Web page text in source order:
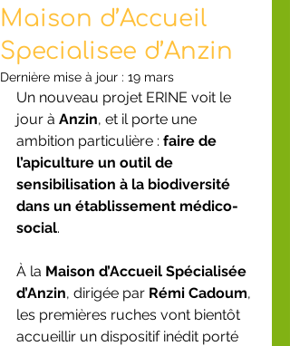
Maison d’Accueil
Specialisee d’Anzin
Dernière mise à jour : 19 mars
Un nouveau projet ERINE voit le
jour à Anzin, et il porte une
ambition particulière : faire de
l’apiculture un outil de
sensibilisation à la biodiversité
dans un établissement médico-
social.
À la Maison d’Accueil Spécialisée
d’Anzin, dirigée par Rémi Cadoum,
les premières ruches vont bientôt
accueillir un dispositif inédit porté